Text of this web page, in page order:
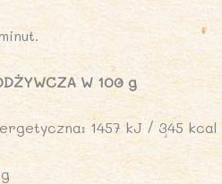
W 100 g
1457 kJ / 345 kcal